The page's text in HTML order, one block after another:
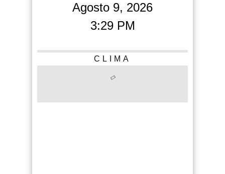
Agosto 9, 2026
3:29 PM
CLIMA